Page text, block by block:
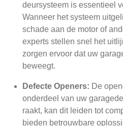
deursysteem is essentieel
Wanneer het systeem
schade aan de motor of
experts stellen snel het
zorgen ervoor dat uw
beweegt.
Defecte Openers: De
onderdeel van uw
raakt, kan dit leiden tot
bieden betrouwbare